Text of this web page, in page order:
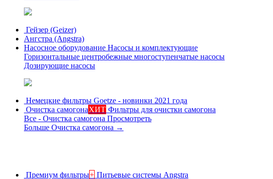
Гейзер (Geizer)
Ангстра (Angstra)
Насосное оборудование Насосы и комплектующие
Горизонтальные центробежные многоступенчатые насосы
Дозирующие насосы
Немецкие фильтры Goetze - новинки 2021 года
Очистка самогонаХИТ Фильтры для очистки самогона
Все - Очистка самогона Просмотреть
Больше Очистка самогона →
Премиум фильтры+ Питьевые системы Angstra